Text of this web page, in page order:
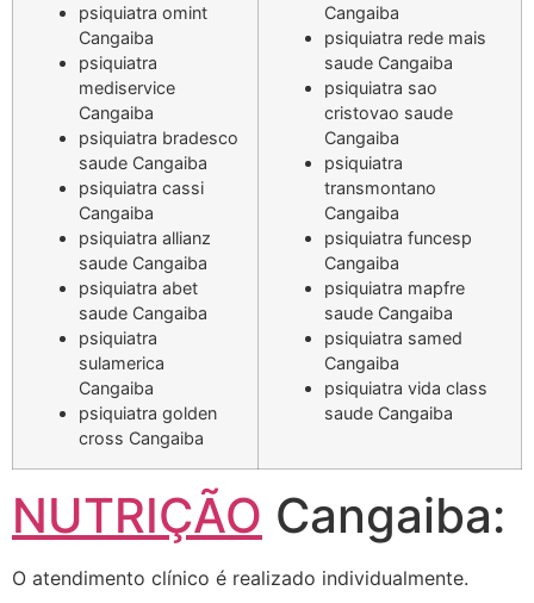
psiquiatra omint
Cangaiba
psiquiatra
mediservice
Cangaiba
psiquiatra bradesco
saude Cangaiba
psiquiatra cassi
Cangaiba
psiquiatra allianz
saude Cangaiba
psiquiatra abet
saude Cangaiba
psiquiatra
sulamerica
Cangaiba
psiquiatra golden
cross Cangaiba
Cangaiba
psiquiatra rede mais
saude Cangaiba
psiquiatra sao
cristovao saude
Cangaiba
psiquiatra
transmontano
Cangaiba
psiquiatra funcesp
Cangaiba
psiquiatra mapfre
saude Cangaiba
psiquiatra samed
Cangaiba
psiquiatra vida class
saude Cangaiba
NUTRIÇÃO Cangaiba:
O atendimento clínico é realizado individualmente.